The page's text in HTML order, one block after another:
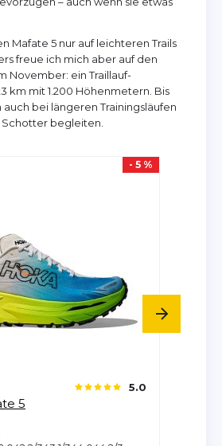
Mafate 5 nur auf leichteren Trails
freue ich mich aber auf den
November: ein Traillauf-
km mit 1.200 Höhenmetern. Bis
bei längeren Trainingsläufen
begleiten.
- 5 %
5.0
5